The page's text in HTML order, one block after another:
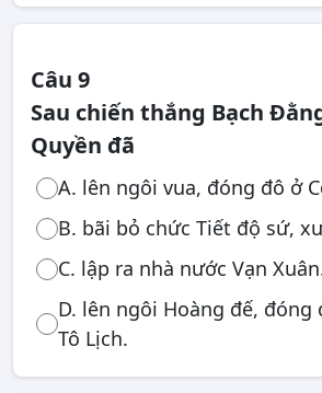
Câu 9
Sau chiến thắng Bạch
Quyền đã
A. lên ngôi vua, đóng đô ở
B. bãi bỏ chức Tiết độ sứ,
C. lập ra nhà nước Vạn
D. lên ngôi Hoàng đế, đóng
Tô Lịch.